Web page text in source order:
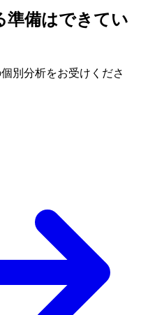
準備はできてい
別分析をお受けくださ